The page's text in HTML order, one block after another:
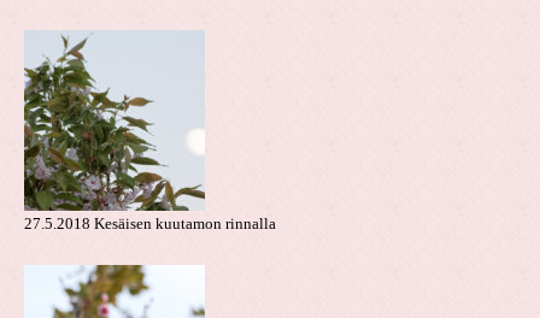
27.5.2018 Kesäisen kuutamon rinnalla